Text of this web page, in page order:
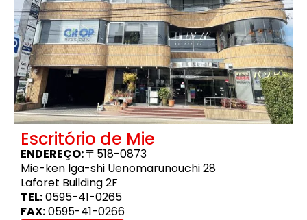
Escritório de Mie
ENDEREÇO:〒518-0873
Mie-ken Iga-shi Uenomarunouchi 28
Laforet Building 2F
TEL:0595-41-0265
FAX:0595-41-0266